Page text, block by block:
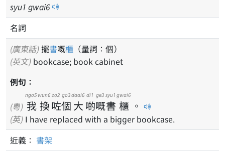
syu1 gwai6
名詞
(廣東話) 擺書嘅櫃 （量詞：個）
(英文) bookcase; book cabinet
例句：
(粵) 我
ngo5
換
wun6
咗
zo2
個
go3
大
daai6
啲
di1
嘅
ge3
書
syu1
櫃
gwai6
。
(英) I have replaced with a bigger bookcase.
近義： 書架